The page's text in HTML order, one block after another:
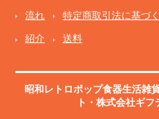
流れ 特定商取引法に基づ
紹介 送料
昭和レトロポップ食器生活雑
ト ・株式会社ギ